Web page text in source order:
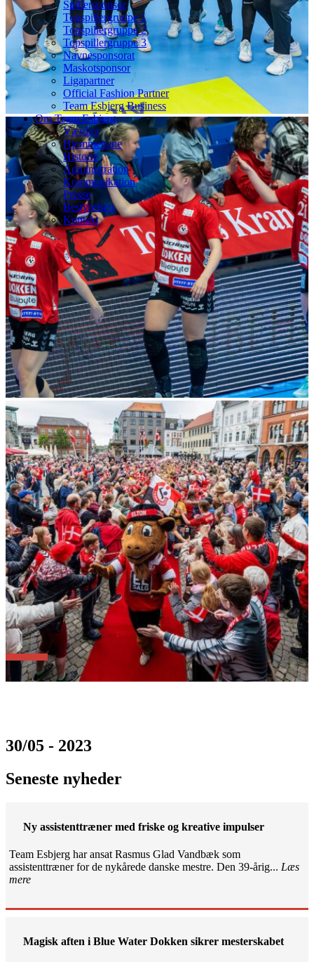
Spillersponsor
Topspillergruppe 1
Topspillergruppe 2
Topspillergruppe 3
Navnesponsorat
Maskotsponsor
Ligapartner
Official Fashion Partner
Team Esbjerg Business
Om Team Esbjerg
Værdier
Hjemmebane
Historie
Administration
Kommunikation
Presse
Bestyrelsen
Kontakt
30/05 - 2023
Seneste nyheder
Ny assistenttræner med friske og kreative impulser
Team Esbjerg har ansat Rasmus Glad Vandbæk som
assistenttræner for de nykårede danske mestre. Den 39-årig... Læs
mere
Magisk aften i Blue Water Dokken sikrer mesterskabet